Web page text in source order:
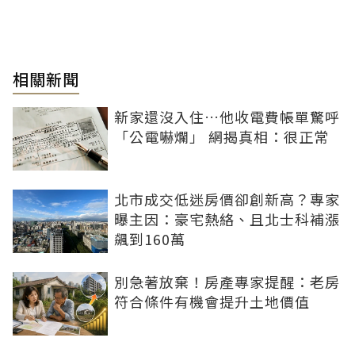
相關新聞
新家還沒入住…他收電費帳單驚呼
「公電嚇爛」 網揭真相：很正常
北市成交低迷房價卻創新高？專家
曝主因：豪宅熱絡、且北士科補漲
飆到160萬
別急著放棄！房產專家提醒：老房
符合條件有機會提升土地價值